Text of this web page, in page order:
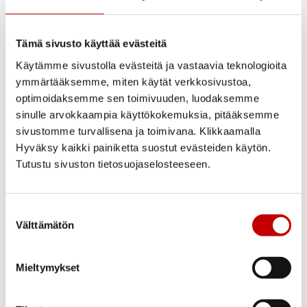
Tämä sivusto käyttää evästeitä
Käytämme sivustolla evästeitä ja vastaavia teknologioita
ymmärtääksemme, miten käytät verkkosivustoa,
optimoidaksemme sen toimivuuden, luodaksemme
sinulle arvokkaampia käyttökokemuksia, pitääksemme
sivustomme turvallisena ja toimivana. Klikkaamalla
Hyväksy kaikki painiketta suostut evästeiden käytön.
Tutustu sivuston tietosuojaselosteeseen.
valinta
Välttämätön
Mieltymykset
vastarauta LP711
Tiivistys ja eristys
Ovilehdessä tiiviste ja EPS-200
polystyreeni lämmöneriste
Lasi
Crepilasi, argonkaasutäytteinen 2-
kertainen selektiivi eristyslasi
Karmi ja kynnys
Mäntyliimapuukarmi 115 mm,
U-arvo